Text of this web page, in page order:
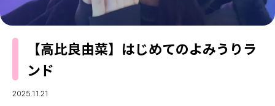
お悩み相談
TikTok
Instagram
YouTube
FORTUNE
【高比良由菜】はじめてのよみうりラ
ンド
2025.11.21